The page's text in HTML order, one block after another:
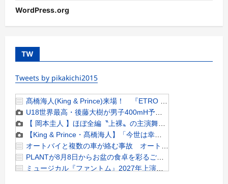
WordPress.org
TW
Tweets by pikakichi2015